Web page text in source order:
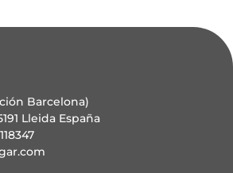
Barcelona)
Lleida España